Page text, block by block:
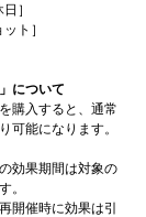
］
ト］
について
購入すると、通常
可能になります。
効果期間は対象の
。
開催時に効果は引